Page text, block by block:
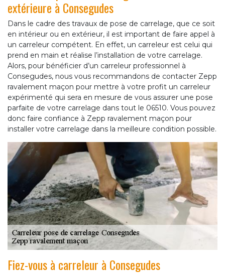
extérieure à Consegudes
Dans le cadre des travaux de pose de carrelage, que ce soit
en intérieur ou en extérieur, il est important de faire appel à
un carreleur compétent. En effet, un carreleur est celui qui
prend en main et réalise l’installation de votre carrelage.
Alors, pour bénéficier d’un carreleur professionnel à
Consegudes, nous vous recommandons de contacter Zepp
ravalement maçon pour mettre à votre profit un carreleur
expérimenté qui sera en mesure de vous assurer une pose
parfaite de votre carrelage dans tout le 06510. Vous pouvez
donc faire confiance à Zepp ravalement maçon pour
installer votre carrelage dans la meilleure condition possible.
Fiez-vous à carreleur à Consegudes